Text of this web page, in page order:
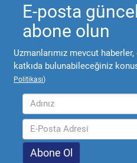
E-posta
abone olun
Uzmanlarımız mevcut
katkıda bulunabileceğiniz
Politikası)